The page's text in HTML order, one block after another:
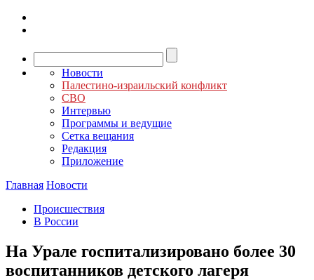
Новости
Палестино-израильский конфликт
СВО
Интервью
Программы и ведущие
Сетка вещания
Редакция
Приложение
Главная Новости
Происшествия
В России
На Урале госпитализировано более 30
воспитанников детского лагеря